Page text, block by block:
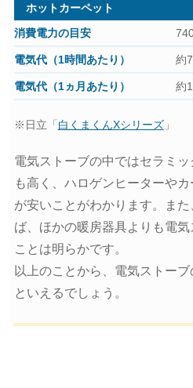
ホットカーペット
約
約
※日立「 白くまくんXシリーズ」
電気ストーブの中ではセラミ
も高く、ハロゲンヒーターや
が安いことがわかります。ま
ば、ほかの暖房器具よりも電
ことは明らかです。
以上のことから、電気ストー
といえるでしょう。